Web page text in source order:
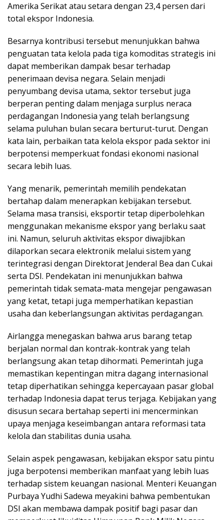
Amerika Serikat atau setara dengan 23,4 persen dari
total ekspor Indonesia.
Besarnya kontribusi tersebut menunjukkan bahwa
penguatan tata kelola pada tiga komoditas strategis ini
dapat memberikan dampak besar terhadap
penerimaan devisa negara. Selain menjadi
penyumbang devisa utama, sektor tersebut juga
berperan penting dalam menjaga surplus neraca
perdagangan Indonesia yang telah berlangsung
selama puluhan bulan secara berturut-turut. Dengan
kata lain, perbaikan tata kelola ekspor pada sektor ini
berpotensi memperkuat fondasi ekonomi nasional
secara lebih luas.
Yang menarik, pemerintah memilih pendekatan
bertahap dalam menerapkan kebijakan tersebut.
Selama masa transisi, eksportir tetap diperbolehkan
menggunakan mekanisme ekspor yang berlaku saat
ini. Namun, seluruh aktivitas ekspor diwajibkan
dilaporkan secara elektronik melalui sistem yang
terintegrasi dengan Direktorat Jenderal Bea dan Cukai
serta DSI. Pendekatan ini menunjukkan bahwa
pemerintah tidak semata-mata mengejar pengawasan
yang ketat, tetapi juga memperhatikan kepastian
usaha dan keberlangsungan aktivitas perdagangan.
Airlangga menegaskan bahwa arus barang tetap
berjalan normal dan kontrak-kontrak yang telah
berlangsung akan tetap dihormati. Pemerintah juga
memastikan kepentingan mitra dagang internasional
tetap diperhatikan sehingga kepercayaan pasar global
terhadap Indonesia dapat terus terjaga. Kebijakan yang
disusun secara bertahap seperti ini mencerminkan
upaya menjaga keseimbangan antara reformasi tata
kelola dan stabilitas dunia usaha.
Selain aspek pengawasan, kebijakan ekspor satu pintu
juga berpotensi memberikan manfaat yang lebih luas
terhadap sistem keuangan nasional. Menteri Keuangan
Purbaya Yudhi Sadewa meyakini bahwa pembentukan
DSI akan membawa dampak positif bagi pasar dan